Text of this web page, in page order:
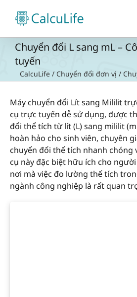
content
Chuyển đổi L sang mL –
tuyến
CalcuLife / Chuyển đổi đơn vị /
Máy chuyển đổi Lít sang Mililit
cụ trực tuyến dễ sử dụng, được
đổi thể tích từ lít (L) sang mililit
hoàn hảo cho sinh viên, chuyên
chuyển đổi thể tích nhanh chóng
cụ này đặc biệt hữu ích cho
nơi mà việc đo lường thể tích
ngành công nghiệp là rất quan